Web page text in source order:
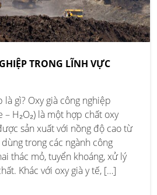
TRONG LĨNH VỰC
là gì? Oxy già công nghiệp
H₂O₂) là một hợp chất oxy
sản xuất với nồng độ cao từ
trong các ngành công
thác mỏ, tuyển khoáng, xử lý
Khác với oxy già y tế, […]